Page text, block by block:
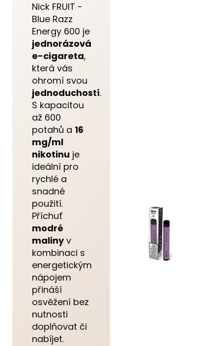
Nick FRUIT -
Blue Razz
Energy 600 je
jednorázová
e-cigareta,
která vás
ohromí svou
jednoduchostí.
S kapacitou
až 600
potahů a 16
mg/ml
nikotinu je
ideální pro
rychlé a
snadné
použití.
Příchuť
modré
malinyv
kombinaci s
energetickým
nápojem
přináší
osvěžení bez
nutnosti
doplňovat či
nabíjet.